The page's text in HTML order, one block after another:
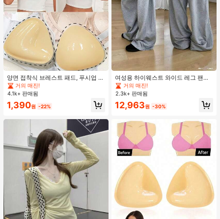
양면 접착식 브레스트 패드, 푸시업 및
리프트업 디자인, 방수 접착 컵, 브라
패딩 및 가슴 보정 제품에 적합
#1 TOP 3위
거의 매진!
#1 TOP 3위
음악 축제 여성 브라 액세서리
거의 매진!
#1 TOP 3위
음악 축제 여성 브라 액세서리
거의 매진!
#1 TOP 3위
거의 매진!
4.1k+ 판매됨
1,390원 -22%
여성용 하이웨스트 와이드 레그 팬츠,
봄 드로스트링 루즈 롱 팬츠, 레이지
릴랙스드 스타일 그레이
#1 TOP 3위
에서 평상복 캐주얼 바지
거의 매진!
#1 TOP 3위
에서 평상복 캐주얼 바지
거의 매진!
#1 TOP 3위
에서 평상복 캐주얼 바지
거의 매진!
#1 TOP 3위
거의 매진!
2.3k+ 판매됨
12,963원 -30%